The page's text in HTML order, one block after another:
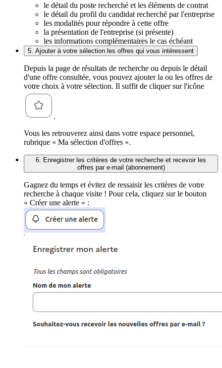
le détail du poste recherché et les éléments de contrat
le détail du profil du candidat recherché par l'entreprise
les modalités pour répondre à cette offre
la présentation de l'entreprise (si présente)
les informations complémentaires le cas échéant
5. Ajouter à votre sélection les offres qui vous intéressent
Depuis la page de résultats de recherche ou depuis le détail
d'une offre consultée, vous pouvez ajouter la ou les offres de
votre choix à votre sélection. Il suffit de cliquer sur l'icône
.
Vous les retrouverez ainsi dans votre espace personnel,
rubrique « Ma sélection d'offres ».
6. Enregistrer les critères de votre recherche et recevoir les
offres par e-mail (abonnement)
Gagnez du temps et évitez de ressaisir les critères de votre
recherche à chaque visite ! Pour cela, cliquez sur le bouton
« Créer une alerte » :